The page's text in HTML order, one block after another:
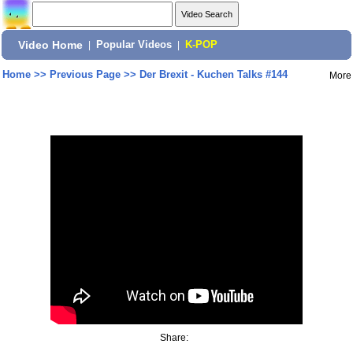
Video Home Popular Videos K-POP
Home>> Previous Page>> Der Brexit - Kuchen Talks #144 More
Share: